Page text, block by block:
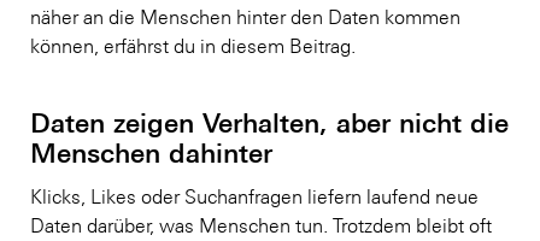
näher an die Menschen hinter den Daten kommen
können, erfährst du in diesem Beitrag.
Daten zeigen Verhalten, aber nicht die
Menschen dahinter
Klicks, Likes oder Suchanfragen liefern laufend neue
Daten darüber, was Menschen tun. Trotzdem bleibt oft